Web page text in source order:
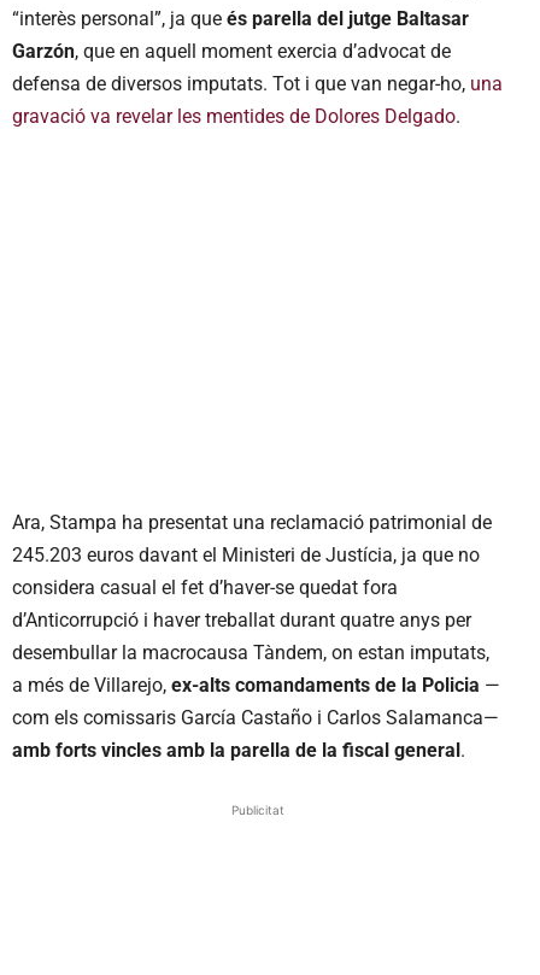
“interès personal”, ja que és parella del jutge Baltasar
Garzón, que en aquell moment exercia d’advocat de
defensa de diversos imputats. Tot i que van negar-ho, una
gravació va revelar les mentides de Dolores Delgado.
Ara, Stampa ha presentat una reclamació patrimonial de
245.203 euros davant el Ministeri de Justícia, ja que no
considera casual el fet d’haver-se quedat fora
d’Anticorrupció i haver treballat durant quatre anys per
desembullar la macrocausa Tàndem, on estan imputats,
a més de Villarejo, ex-alts comandaments de la Policia —
com els comissaris García Castaño i Carlos Salamanca—
amb forts vincles amb la parella de la fiscal general.
Publicitat